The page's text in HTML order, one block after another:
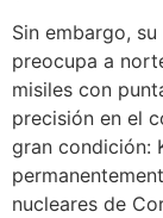
Sin embargo,
preocupa a
misiles con
precisión en el
gran condición:
nucleares de